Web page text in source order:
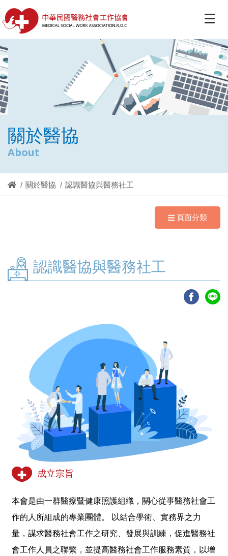
關於醫協
About
關於醫協 認識醫協與醫務社工
頁面分類
認識醫協與醫務社工
成立宗旨
本會是由一群醫療暨健康照護組織，關心從事醫務社會工
作的人所組成的專業團體。 以結合學術、實務界之力
量，謀求醫務社會工作之研究、發展與訓練，促進醫務社
會工作人員之聯繫，並提高醫務社會工作服務素質，以增